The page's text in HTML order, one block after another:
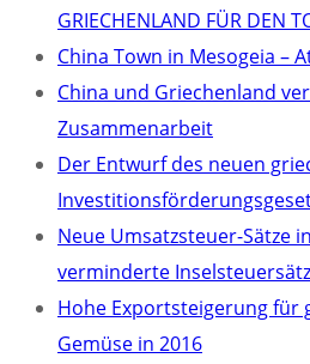
GRIECHENLAND FÜR DEN
China Town in Mesogeia –
China und Griechenland
Zusammenarbeit
Der Entwurf des neuen
Neue Umsatzsteuer-Sätze
verminderte
Hohe Exportsteigerung für
Gemüse in 2016